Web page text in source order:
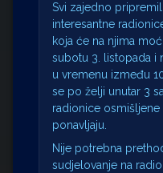
Svi zajedno
interesantne
koja će na njima
subotu 3. listopada i
u vremenu između
se po želji unutar 3
radionice
ponavljaju.
Nije potrebna
sudjelovanje na